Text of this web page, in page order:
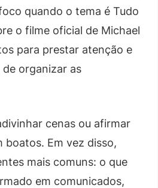
quando o tema é Tudo
o filme oficial de Michael
para prestar atenção e
organizar as
cenas ou afirmar
boatos. Em vez disso,
mais comuns: o que
em comunicados,